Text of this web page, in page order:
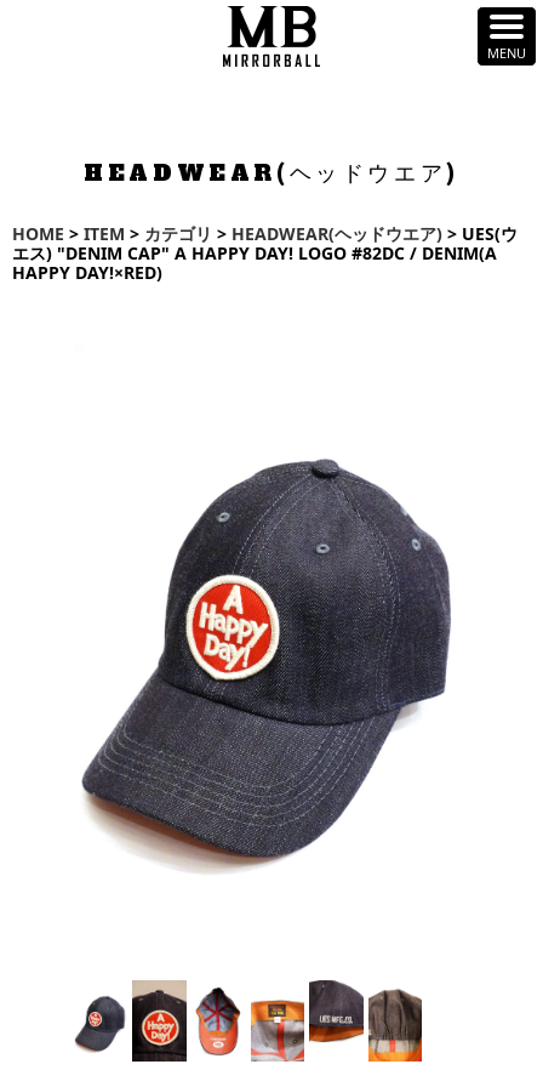
HEADWEAR(ヘッドウエア)
HOME > ITEM > カテゴリ > HEADWEAR(ヘッドウエア) > UES(ウ
エス) "DENIM CAP" A HAPPY DAY! LOGO #82DC / DENIM(A
HAPPY DAY!×RED)